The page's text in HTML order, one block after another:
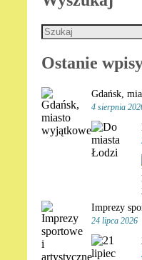
Ostanie
Gdańsk,
4 sierpnia
Imprezy
24 lipca 2026